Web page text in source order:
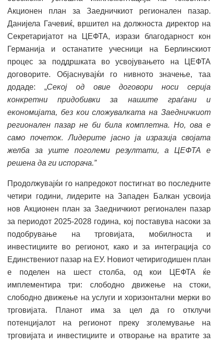
Акционен план за Заедничкиот регионален пазар.
Данијела Гачевиќ, вршител на должноста директор на
Секретаријатот на ЦЕФТА, изрази благодарност кон
Германија и останатите учесници на Берлинскиот
процес за поддршката во усвојувањето на ЦЕФТА
договорите. Објаснувајќи го нивното значење, таа
додаде: „Секој од овие договори носи серија
конкретни придобивки за нашите граѓани и
економијата, без кои сложувалката на Заедничкиот
регионален пазар не би била комплетна. Но, ова е
само почеток. Лидерите јасно ја изразија својата
желба за уште поголеми резултати, а ЦЕФТА е
решена да ги испорача.”
Продолжувајќи го напредокот постигнат во последните
четири години, лидерите на Западен Балкан усвоија
нов Акционен план за Заедничкиот регионален пазар
за периодот 2025-2028 година, кој поставува насоки за
подобрување на трговијата, мобилноста и
инвестициите во регионот, како и за интеграција со
Единствениот пазар на ЕУ. Новиот четиригодишен план
е поделен на шест столба, од кои ЦЕФТА ќе
имплементира три: слободно движење на стоки,
слободно движење на услуги и хоризонтални мерки во
трговијата. Планот има за цел да го отклучи
потенцијалот на регионот преку зголемување на
трговијата и инвестициите и отворање на вратите за